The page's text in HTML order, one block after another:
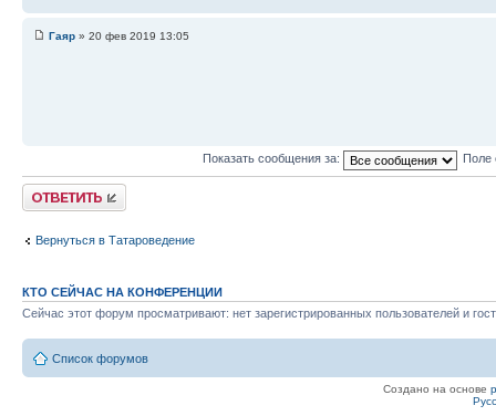
Гаяр » 20 фев 2019 13:05
Показать сообщения за: Поле
Ответить
Вернуться в Татароведение
КТО СЕЙЧАС НА КОНФЕРЕНЦИИ
Сейчас этот форум просматривают: нет зарегистрированных пользователей и
Список форумов
Создано на основе